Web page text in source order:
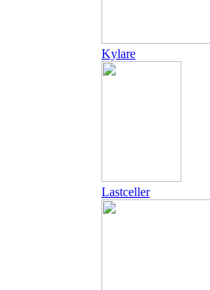
Kylare
Lastceller